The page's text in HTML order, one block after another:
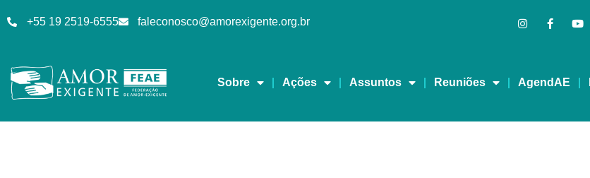
+55 19 2519-6555 faleconosco@amorexigente.org.br
Sobre Ações Assuntos Reuniões AgendAE